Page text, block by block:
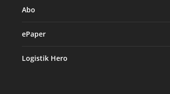
Abo
ePaper
Logistik Hero